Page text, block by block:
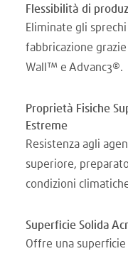
Flessibilità di
Eliminate gli
fabbricazione grazie
Wall™ e Advanc3®.
Proprietà Fisiche
Estreme
Resistenza agli
superiore,
condizioni
Superficie Solida
Offre una superficie